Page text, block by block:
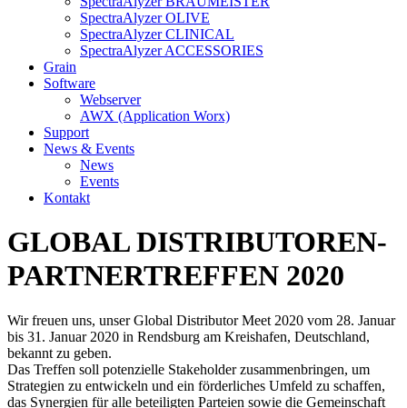
SpectraAlyzer OLIVE
SpectraAlyzer CLINICAL
SpectraAlyzer ACCESSORIES
Grain
Software
Webserver
AWX (Application Worx)
Support
News & Events
News
Events
Kontakt
GLOBAL DISTRIBUTOREN-
PARTNERTREFFEN 2020
Wir freuen uns, unser Global Distributor Meet 2020 vom 28. Januar
bis 31. Januar 2020 in Rendsburg am Kreishafen, Deutschland,
bekannt zu geben.
Das Treffen soll potenzielle Stakeholder zusammenbringen, um
Strategien zu entwickeln und ein förderliches Umfeld zu schaffen,
das Synergien für alle beteiligten Parteien sowie die Gemeinschaft